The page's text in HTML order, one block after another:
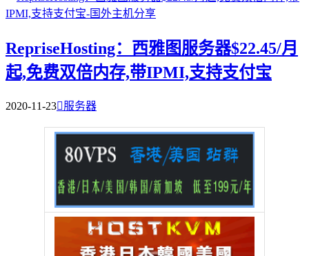
RepriseHosting：西雅图服务器$22.45/月
起,免费双倍内存,带IPMI,支持支付宝
2020-11-23服务器